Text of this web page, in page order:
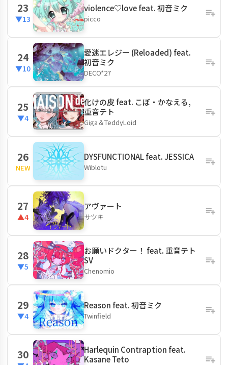
23
▼13
violence♡love feat. 初音ミク
picco
24
▼10
愛迷エレジー (Reloaded) feat.
初音ミク
DECO*27
25
▼4
化けの皮 feat. こぼ・かなえる,
重音テト
Giga＆TeddyLoid
26
NEW
DYSFUNCTIONAL feat. JESSICA
Wiblotu
27
▲4
アヴァート
サツキ
28
▼5
お願いドクター！ feat. 重音テト
SV
Chenomio
29
▼4
Reason feat. 初音ミク
Twinfield
30
Harlequin Contraption feat.
Kasane Teto